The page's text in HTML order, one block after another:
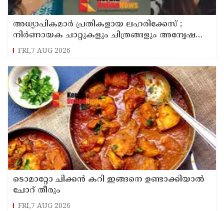
അധ്യാപികമാര്‍ പ്രതികളായ ലഹരിക്കേസ് ;
നിർണായക ചാറ്റുകളും ചിത്രങ്ങളും അന്വേഷണ
സംഘത്തിന്
FRI,7 AUG 2026
ടൊമാറ്റോ ചിക്കൻ കറി ഇങ്ങനെ ഉണ്ടാക്കിയാൽ
ചോറ് തീരും
FRI,7 AUG 2026